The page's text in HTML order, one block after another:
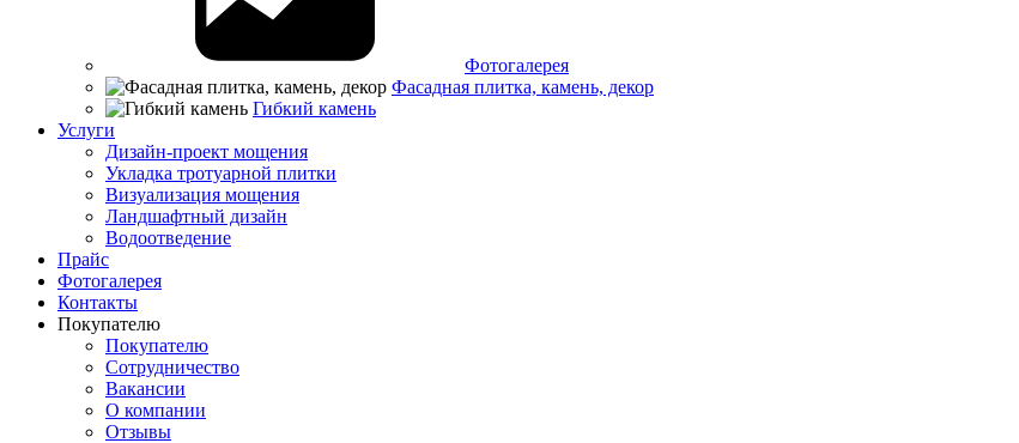
Фотогалерея
Фасадная плитка, камень, декор
Гибкий камень
Услуги
Дизайн-проект мощения
Укладка тротуарной плитки
Визуализация мощения
Ландшафтный дизайн
Водоотведение
Прайс
Фотогалерея
Контакты
Покупателю
Покупателю
Сотрудничество
Вакансии
О компании
Отзывы